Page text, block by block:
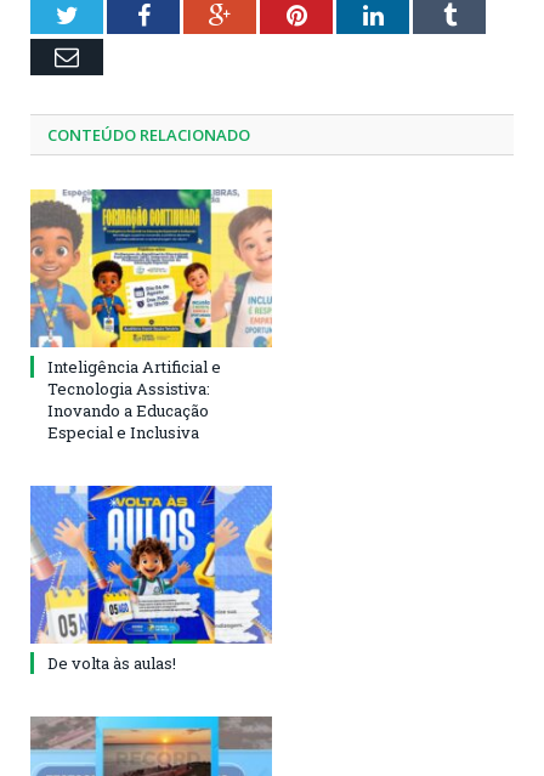
TwitterFacebookGoogle+PinterestLinkedInTumblr
Email
CONTEÚDO RELACIONADO
Inteligência Artificial e
Tecnologia Assistiva:
Inovando a Educação
Especial e Inclusiva
De volta às aulas!